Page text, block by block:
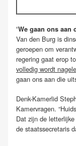
‘We gaan ons aan
Van den Burg is
geroepen om
regering gaat erop
volledig wordt
gaan ons aan die
Denk-Kamerlid
Kamervragen.
Dat zijn de
de staatssecretaris